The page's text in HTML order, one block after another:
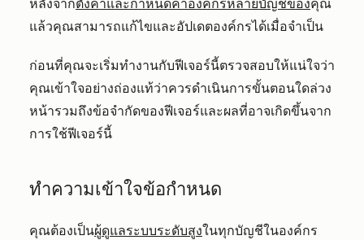
หลังจากตั้งค่าและกำหนดค่าองค์กรหลายบัญชีของคุณ
แล้วคุณสามารถแก้ไขและอัปเดตองค์กรได้เมื่อจำเป็น
ก่อนที่คุณจะเริ่มทำงานกับฟีเจอร์นี้ตรวจสอบให้แน่ใจว่า
คุณเข้าใจอย่างถ่องแท้ว่าควรดำเนินการขั้นตอนใดล่วง
หน้ารวมถึงข้อจำกัดของฟีเจอร์และผลที่อาจเกิดขึ้นจาก
การใช้ฟีเจอร์นี้
ทำความเข้าใจข้อกำหนด
คุณต้องเป็นผู้ดูแลระบบระดับสูงในทุกบัญชีในองค์กร